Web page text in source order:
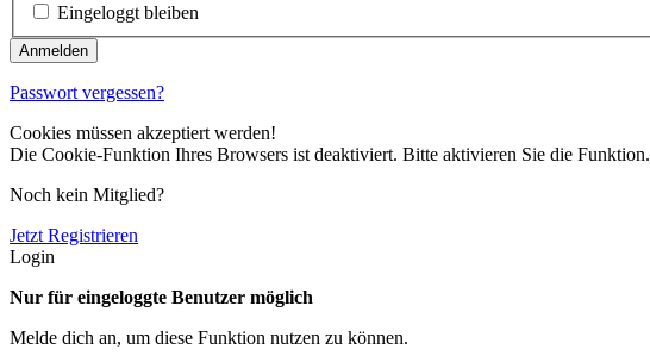
Eingeloggt bleiben
Passwort vergessen?
Cookies müssen akzeptiert werden!
Die Cookie-Funktion Ihres Browsers ist deaktiviert. Bitte aktivieren Sie die Funktion.
Noch kein Mitglied?
Jetzt Registrieren
Login
Nur für eingeloggte Benutzer möglich
Melde dich an, um diese Funktion nutzen zu können.